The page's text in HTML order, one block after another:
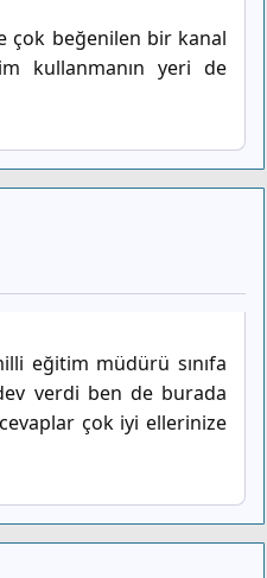
çok beğenilen bir kanal
kullanmanın yeri de
eğitim müdürü sınıfa
verdi ben de burada
çok iyi ellerinize